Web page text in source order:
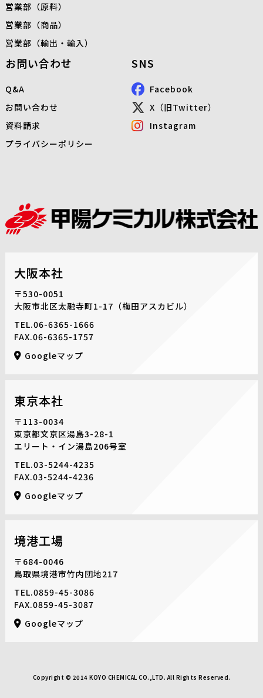
営業部（原料）
営業部（商品）
営業部（輸出・輸入）
お問い合わせ
Q&A
お問い合わせ
資料請求
プライバシーポリシー
SNS
Facebook
X（旧Twitter）
Instagram
大阪本社
〒530-0051
大阪市北区太融寺町1-17 （梅田アスカビル）
TEL.06-6365-1666
FAX.06-6365-1757
Googleマップ
東京本社
〒113-0034
東京都文京区湯島3-28-1
エリート・イン湯島206号室
TEL.03-5244-4235
FAX.03-5244-4236
Googleマップ
境港工場
〒684-0046
鳥取県境港市竹内団地217
TEL.0859-45-3086
FAX.0859-45-3087
Googleマップ
Copyright © 2014 KOYO CHEMICAL CO.,LTD. All Rights Reserved.